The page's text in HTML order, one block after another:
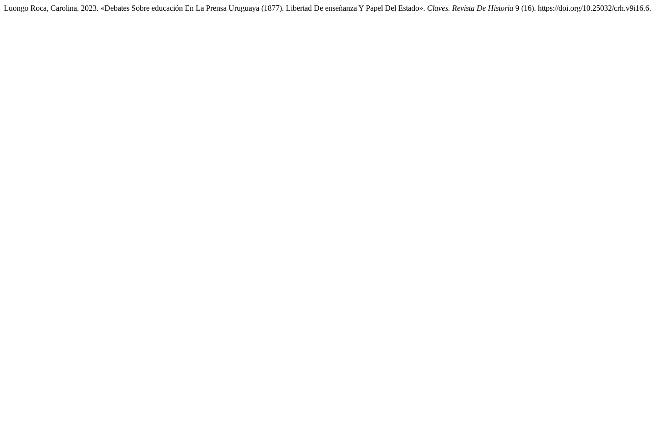
Luongo Roca, Carolina. 2023. «Debates Sobre educación En La Prensa Uruguaya (1877). Libertad De enseñanza Y Papel Del Estado». Claves. Revista De Historia 9 (16). https://doi.org/10.25032/crh.v9i16.6.